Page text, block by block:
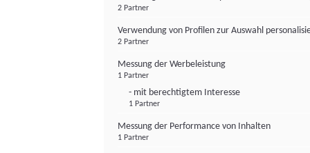
2 Partner
Verwendung von Profilen zur Auswahl
2 Partner
Messung der Werbeleistung
1 Partner
- mit berechtigtem Interesse
1 Partner
Messung der Performance von Inhalten
1 Partner